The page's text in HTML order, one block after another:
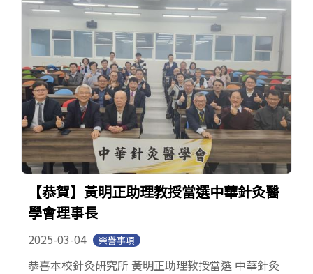
Open submenu (課程規劃)
課程規劃
Open submenu (學生專區)
學生專區
活動集錦
Open
English
【恭賀】黃明正助理教授當選中華針灸醫
學會理事長
2025-03-04 榮譽事項
恭喜本校針灸研究所 黃明正助理教授當選 中華針灸